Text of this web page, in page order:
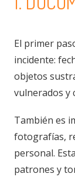
El primer
incidente:
objetos
vulnerados y
También es
fotografías,
personal.
patrones y